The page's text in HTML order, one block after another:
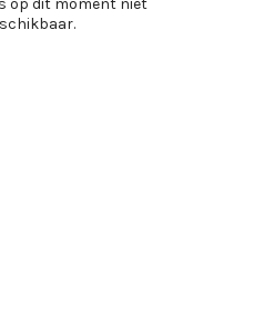
op dit moment niet